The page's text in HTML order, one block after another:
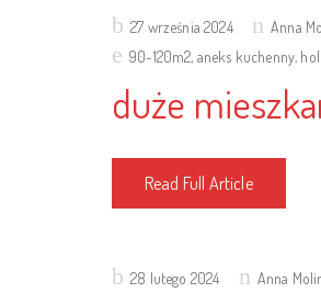
Posted27 września 2024
Anna
90-120m2, aneks kuchenny,
duże
Read Full Article
Posted28 lutego 2024 Anna